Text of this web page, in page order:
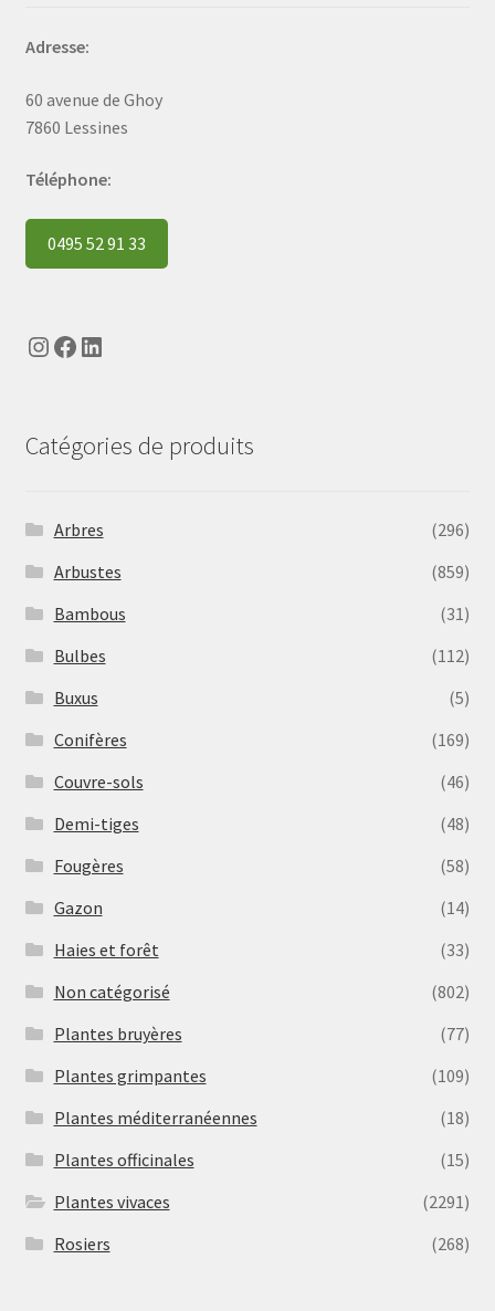
Adresse:
60 avenue de Ghoy
7860 Lessines
Téléphone:
0495 52 91 33
Instagram
Facebook
LinkedIn
Catégories de produits
Arbres
(296)
Arbustes
(859)
Bambous
(31)
Bulbes
(112)
Buxus
(5)
Conifères
(169)
Couvre-sols
(46)
Demi-tiges
(48)
Fougères
(58)
Gazon
(14)
Haies et forêt
(33)
Non catégorisé
(802)
Plantes bruyères
(77)
Plantes grimpantes
(109)
Plantes méditerranéennes
(18)
Plantes officinales
(15)
Plantes vivaces
(2291)
Rosiers
(268)